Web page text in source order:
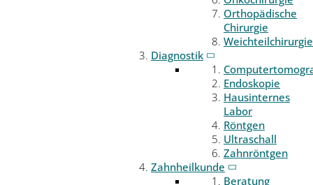
Orthopädische
Chirurgie
Weichteilchirurgie
Diagnostik
Endoskopie
Hausinternes
Labor
Röntgen
Ultraschall
Zahnröntgen
Zahnheilkunde
Beratung